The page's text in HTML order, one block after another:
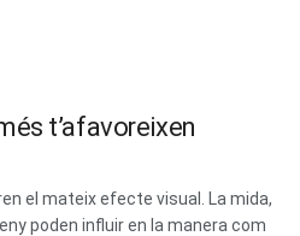
t’afavoreixen
el mateix efecte visual. La mida,
poden influir en la manera com